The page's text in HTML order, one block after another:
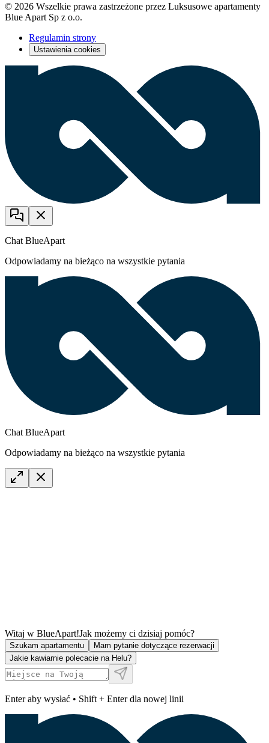
© 2026 Wszelkie prawa zastrzeżone przez Luksusowe apartamenty
Blue Apart Sp z o.o.
Regulamin strony
Ustawienia cookies
Chat BlueApart
Odpowiadamy na bieżąco na wszystkie pytania
Chat BlueApart
Odpowiadamy na bieżąco na wszystkie pytania
Witaj w BlueApart!Jak możemy ci dzisiaj pomóc?
Szukam apartamentu
Mam pytanie dotyczące rezerwacji
Jakie kawiarnie polecacie na Helu?
Enter aby wysłać • Shift + Enter dla nowej linii